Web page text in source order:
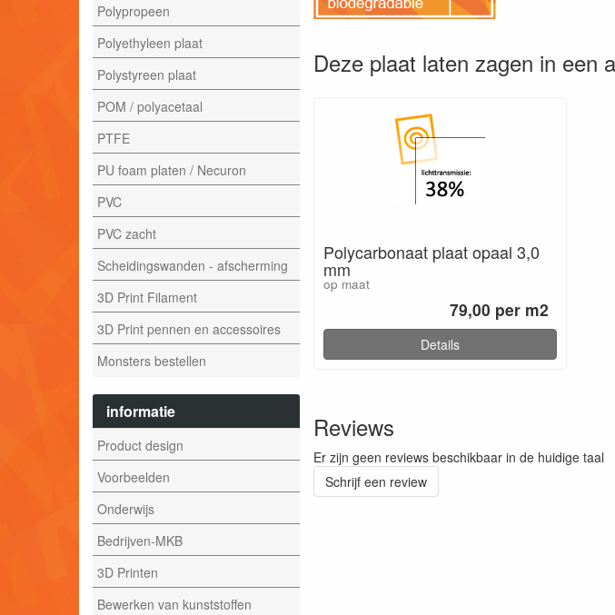
Polypropeen
Polyethyleen plaat
Polystyreen plaat
POM / polyacetaal
PTFE
PU foam platen / Necuron
PVC
PVC zacht
Scheidingswanden - afscherming
3D Print Filament
3D Print pennen en accessoires
Monsters bestellen
informatie
Product design
Voorbeelden
Onderwijs
Bedrijven-MKB
3D Printen
Bewerken van kunststoffen
Deze plaat laten zagen in een
Polycarbonaat plaat opaal 3,0
mm
op maat
79,00 per m2
Details
Reviews
Er zijn geen reviews beschikbaar in de huidige taal
Schrijf een review